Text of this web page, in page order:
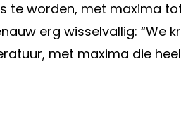
te worden, met maxima
erg wisselvallig: “We
met maxima die heel